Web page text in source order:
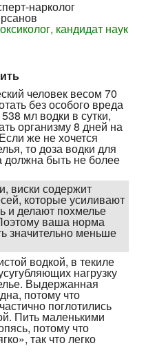
кандидат наук
человек весом 70
без особого вреда
мл водки в сутки,
организму 8 дней на
же не хочется
то доза водки для
должна быть не более
виски содержит
которые усиливают
и делают похмелье
ваша норма
значи­тельно меньше
водкой, в текиле
нагрузку
Выдер­жанная
потому что
поглотились
Пить малень­кими
потому что
так что легко